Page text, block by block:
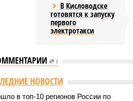
В Кисловодске
готовятся к запуску
первого
электротакси
0
НОВОСТИ
в топ-10 регионов России по